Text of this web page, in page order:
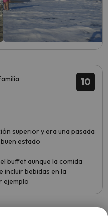
10
superior y era una pasada
estado
buffet aunque la comida
incluir bebidas en la
ejemplo